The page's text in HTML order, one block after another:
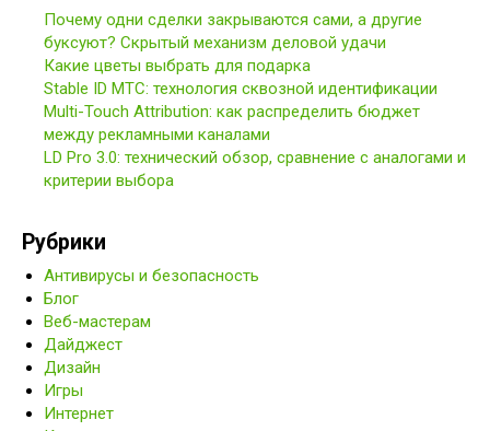
Почему одни сделки закрываются сами, а другие
буксуют? Скрытый механизм деловой удачи
Какие цветы выбрать для подарка
Stable ID МТС: технология сквозной идентификации
Multi-Touch Attribution: как распределить бюджет
между рекламными каналами
LD Pro 3.0: технический обзор, сравнение с аналогами и
критерии выбора
Рубрики
Антивирусы и безопасность
Блог
Веб-мастерам
Дайджест
Дизайн
Игры
Интернет